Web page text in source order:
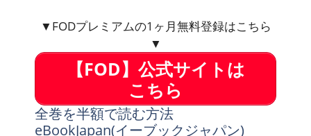
▼FODプレミアムの1ヶ月無料登録はこちら
▼
【FOD】公式サイトは
こちら
全巻を半額で読む方法
eBookJapan(イーブックジャパン)